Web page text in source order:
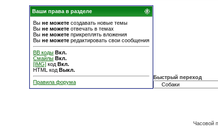
Ваши права в разделе
Вы не можете создавать новые темы
Вы не можете отвечать в темах
Вы не можете прикреплять вложения
Вы не можете редактировать свои сообщения
BB коды Вкл.
Смайлы Вкл.
[IMG] код Вкл.
HTML код Выкл.
Правила форума
Быстрый переход
Часовой